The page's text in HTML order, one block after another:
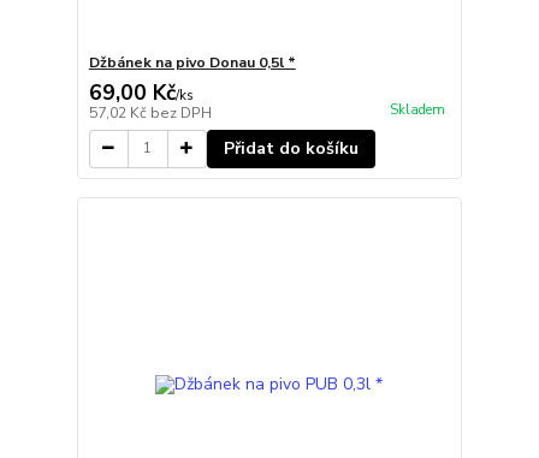
Džbánek na pivo Donau 0,5l *
69,00 Kč/ks
57,02 Kč bez DPH Skladem
Přidat do košíku